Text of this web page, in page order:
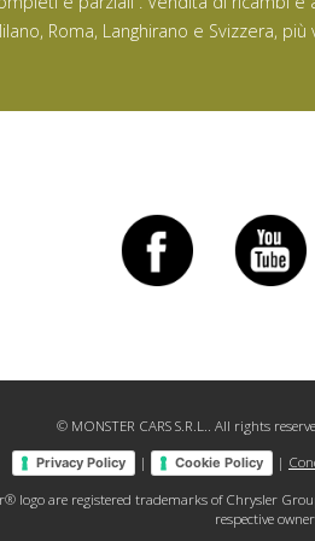
Roma, Langhirano e Svizzera,
© MONSTER CARS S.R.L.. All rights
Privacy Policy | Cookie Policy |
logo are registered trademarks of Chrysler
respective